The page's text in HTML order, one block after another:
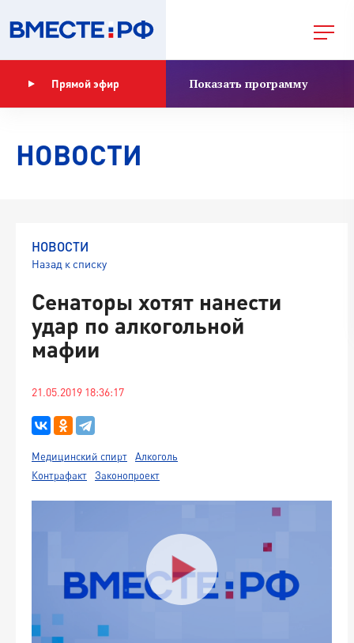
Прямой эфир Показать программу
НОВОСТИ
НОВОСТИ
Назад к списку
Сенаторы хотят нанести
удар по алкогольной
мафии
21.05.2019 18:36:17
Медицинский спирт
Алкоголь
Контрафакт
Законопроект